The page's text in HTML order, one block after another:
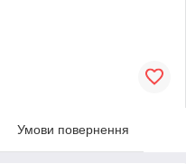
Умови повернення